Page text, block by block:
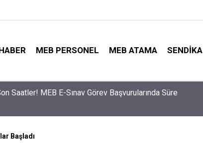
MEB PERSONEL MEB ATAMA SENDIKA
İşte MEB’in En Çok Öğretmen Aradığı 15 Branş!
Başladı